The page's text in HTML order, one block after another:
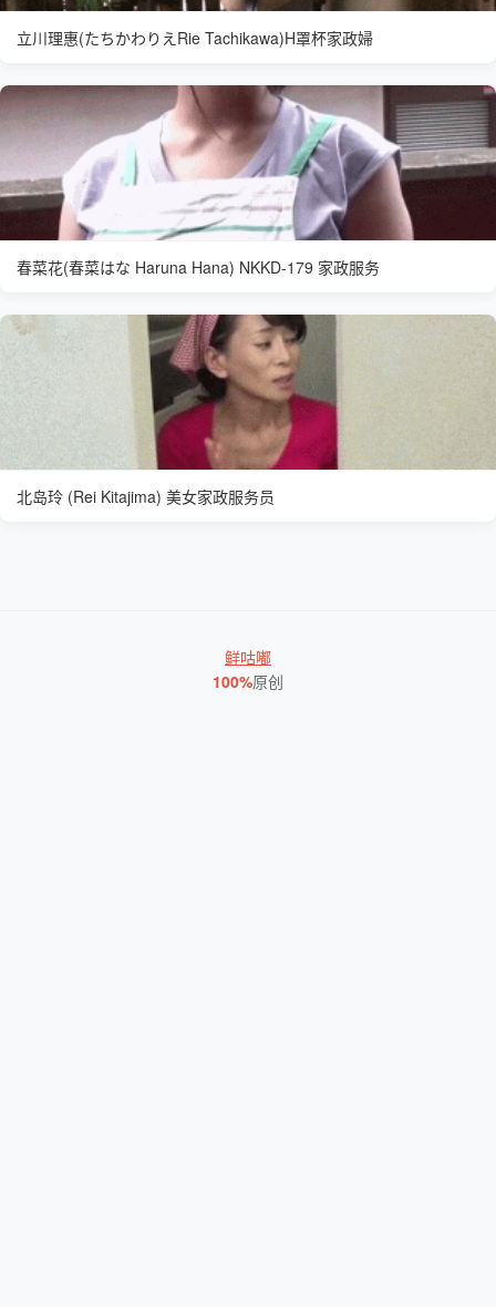
立川理惠(たちかわりえRie Tachikawa)H罩杯家政婦
春菜花(春菜はな Haruna Hana) NKKD-179 家政服务
北岛玲 (Rei Kitajima) 美女家政服务员
鲜咕嘟
100%原创